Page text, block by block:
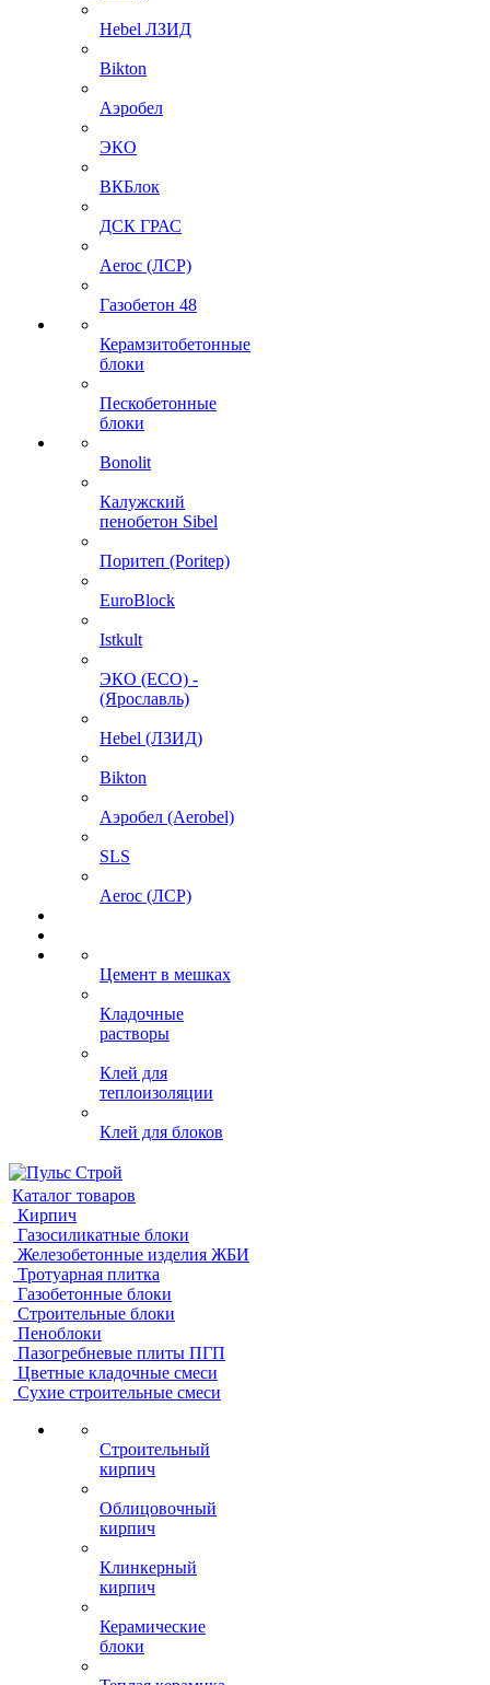
Hebel ЛЗИД
Bikton
Аэробел
ЭКО
ВКБлок
ДСК ГРАС
Aeroc (ЛСР)
Газобетон 48
Керамзитобетонные
блоки
Пескобетонные
блоки
Bonolit
Калужский
пенобетон Sibel
Поритеп (Poritep)
EuroBlock
Istkult
ЭКО (ECO) -
(Ярославль)
Hebel (ЛЗИД)
Bikton
Аэробел (Aerobel)
SLS
Aeroc (ЛСР)
Цемент в мешках
Кладочные
растворы
Клей для
теплоизоляции
Клей для блоков
Каталог товаров
Кирпич
Газосиликатные блоки
Железобетонные изделия ЖБИ
Тротуарная плитка
Газобетонные блоки
Строительные блоки
Пеноблоки
Пазогребневые плиты ПГП
Цветные кладочные смеси
Сухие строительные смеси
Строительный
кирпич
Облицовочный
кирпич
Клинкерный
кирпич
Керамические
блоки